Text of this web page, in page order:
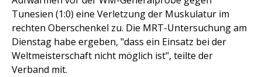
Tunesien (1:0) eine Verletzung der Muskulatur im
rechten Oberschenkel zu. Die MRT-Untersuchung am
Dienstag habe ergeben, "dass ein Einsatz bei der
Weltmeisterschaft nicht möglich ist", teilte der
Verband mit.